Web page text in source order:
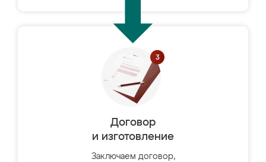
Договор
и изготовление
Заключаем договор,